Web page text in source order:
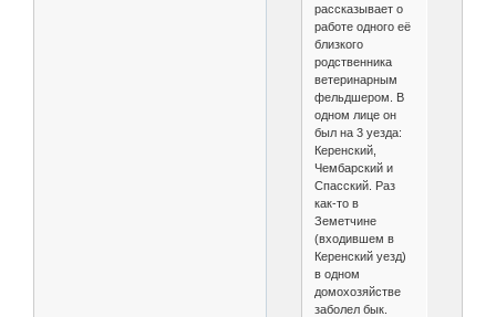
рассказывает о
работе одного её
близкого
родственника
ветеринарным
фельдшером. В
одном лице он
был на 3 уезда:
Керенский,
Чембарский и
Спасский. Раз
как-то в
Земетчине
(входившем в
Керенский уезд)
в одном
домохозяйстве
заболел бык.